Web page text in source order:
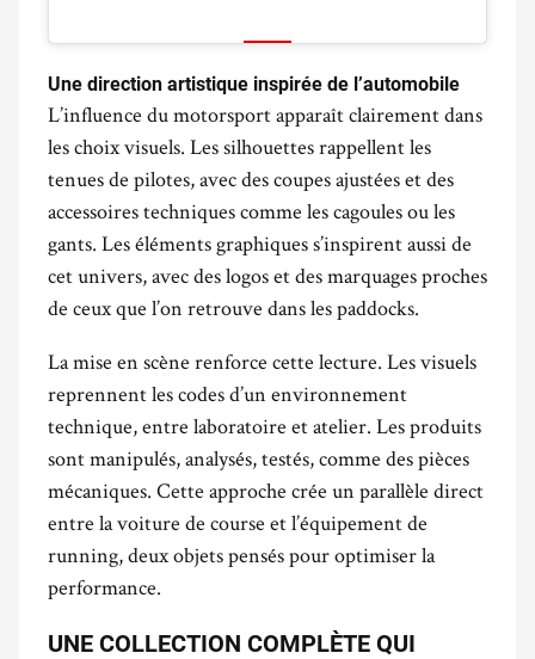
Une direction artistique inspirée de l’automobile
L’influence du motorsport apparaît clairement dans
les choix visuels. Les silhouettes rappellent les
tenues de pilotes, avec des coupes ajustées et des
accessoires techniques comme les cagoules ou les
gants. Les éléments graphiques s’inspirent aussi de
cet univers, avec des logos et des marquages proches
de ceux que l’on retrouve dans les paddocks.
La mise en scène renforce cette lecture. Les visuels
reprennent les codes d’un environnement
technique, entre laboratoire et atelier. Les produits
sont manipulés, analysés, testés, comme des pièces
mécaniques. Cette approche crée un parallèle direct
entre la voiture de course et l’équipement de
running, deux objets pensés pour optimiser la
performance.
UNE COLLECTION COMPLÈTE QUI